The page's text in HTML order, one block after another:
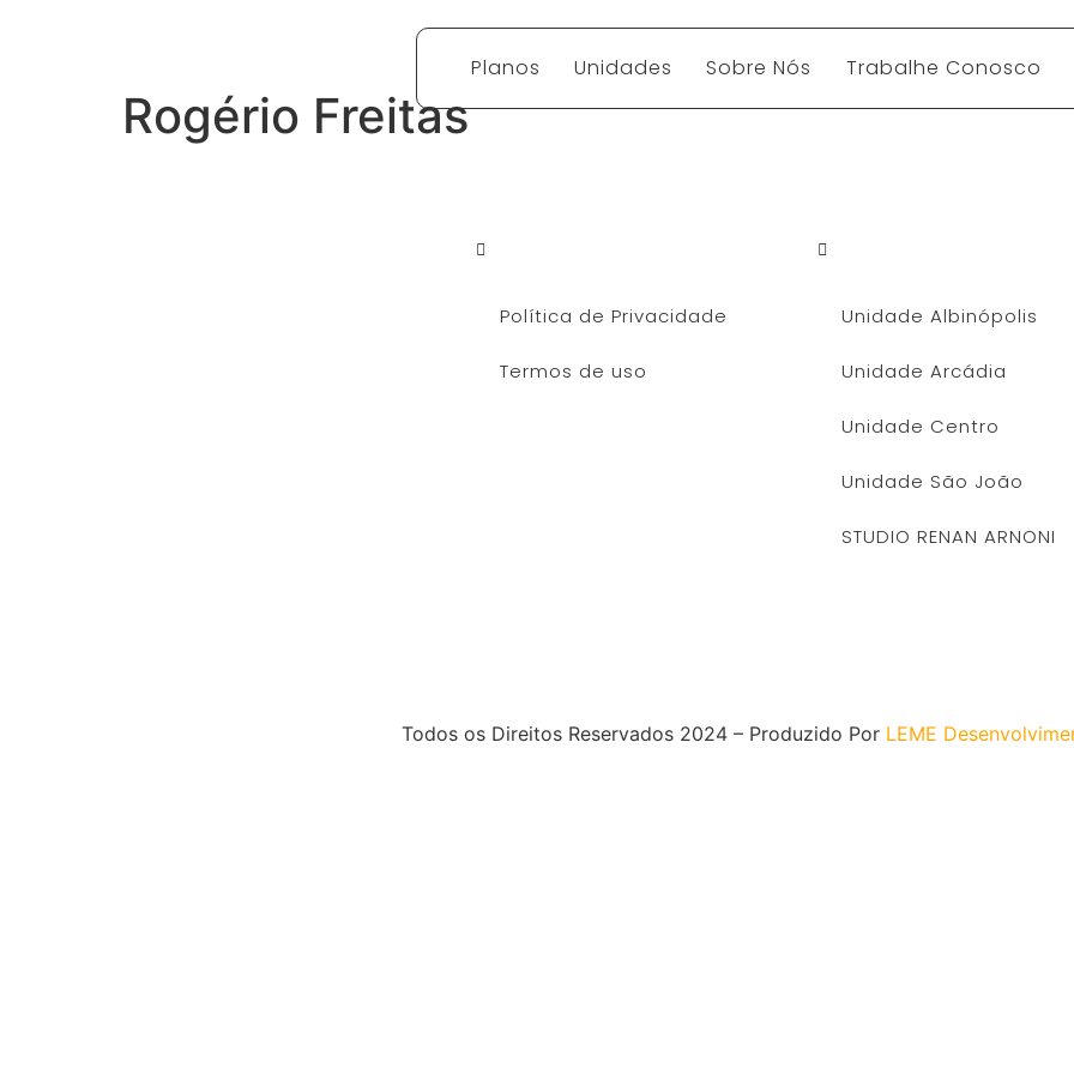
Planos Unidades Sobre Nós Trabalhe Conosco
Rogério Freitas
Política de Privacidade
Termos de uso
Unidade Albinópolis
Unidade Arcádia
Unidade Centro
Unidade São João
STUDIO RENAN ARNONI
Todos os Direitos Reservados 2024 – Produzido Por LEME